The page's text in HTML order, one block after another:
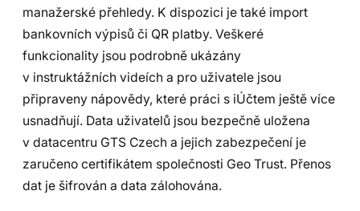
manažerské přehledy. K dispozici je také import
bankovních výpisů či QR platby. Veškeré
funkcionality jsou podrobně ukázány
v instruktážních videích a pro uživatele jsou
připraveny nápovědy, které práci s iÚčtem ještě více
usnadňují. Data uživatelů jsou bezpečně uložena
v datacentru GTS Czech a jejich zabezpečení je
zaručeno certifikátem společnosti Geo Trust. Přenos
dat je šifrován a data zálohována.